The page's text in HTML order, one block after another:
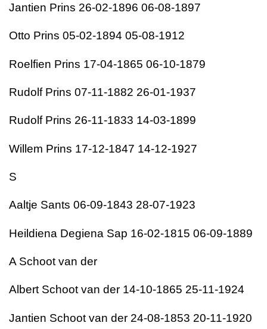
Jantien Prins 26-02-1896 06-08-1897
Otto Prins 05-02-1894 05-08-1912
Roelfien Prins 17-04-1865 06-10-1879
Rudolf Prins 07-11-1882 26-01-1937
Rudolf Prins 26-11-1833 14-03-1899
Willem Prins 17-12-1847 14-12-1927
S
Aaltje Sants 06-09-1843 28-07-1923
Heildiena Degiena Sap 16-02-1815 06-09-1889
A Schoot van der
Albert Schoot van der 14-10-1865 25-11-1924
Jantien Schoot van der 24-08-1853 20-11-1920